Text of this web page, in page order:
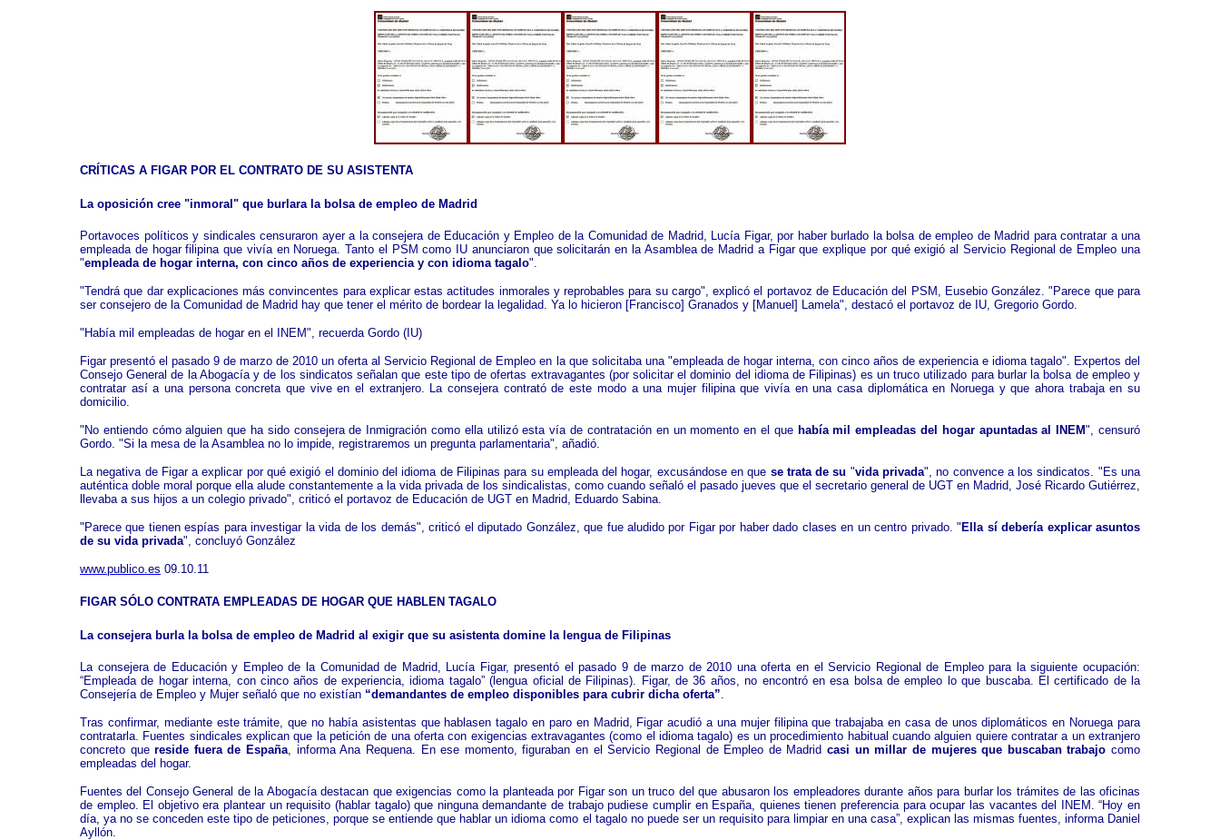
CRÍTICAS A FIGAR POR EL CONTRATO DE SU ASISTENTA
La oposición cree "inmoral" que burlara la bolsa de empleo de Madrid
Portavoces políticos y sindicales censuraron ayer a la consejera de Educación y Empleo de la Comunidad de Madrid, Lucía Figar, por haber burlado la bolsa de empleo de Madrid para contratar a una
empleada de hogar filipina que vivía en Noruega. Tanto el PSM como IU anunciaron que solicitarán en la Asamblea de Madrid a Figar que explique por qué exigió al Servicio Regional de Empleo una
"empleada de hogar interna, con cinco años de experiencia y con idioma tagalo".
"Tendrá que dar explicaciones más convincentes para explicar estas actitudes inmorales y reprobables para su cargo", explicó el portavoz de Educación del PSM, Eusebio González. "Parece que para
ser consejero de la Comunidad de Madrid hay que tener el mérito de bordear la legalidad. Ya lo hicieron [Francisco] Granados y [Manuel] Lamela", destacó el portavoz de IU, Gregorio Gordo.
"Había mil empleadas de hogar en el INEM", recuerda Gordo (IU)
Figar presentó el pasado 9 de marzo de 2010 un oferta al Servicio Regional de Empleo en la que solicitaba una "empleada de hogar interna, con cinco años de experiencia e idioma tagalo". Expertos del
Consejo General de la Abogacía y de los sindicatos señalan que este tipo de ofertas extravagantes (por solicitar el dominio del idioma de Filipinas) es un truco utilizado para burlar la bolsa de empleo y
contratar así a una persona concreta que vive en el extranjero. La consejera contrató de este modo a una mujer filipina que vivía en una casa diplomática en Noruega y que ahora trabaja en su
domicilio.
"No entiendo cómo alguien que ha sido consejera de Inmigración como ella utilizó esta vía de contratación en un momento en el que había mil empleadas del hogar apuntadas al INEM", censuró
Gordo. "Si la mesa de la Asamblea no lo impide, registraremos un pregunta parlamentaria", añadió.
La negativa de Figar a explicar por qué exigió el dominio del idioma de Filipinas para su empleada del hogar, excusándose en que se trata de su "vida privada", no convence a los sindicatos. "Es una
auténtica doble moral porque ella alude constantemente a la vida privada de los sindicalistas, como cuando señaló el pasado jueves que el secretario general de UGT en Madrid, José Ricardo Gutiérrez,
llevaba a sus hijos a un colegio privado", criticó el portavoz de Educación de UGT en Madrid, Eduardo Sabina.
"Parece que tienen espías para investigar la vida de los demás", criticó el diputado González, que fue aludido por Figar por haber dado clases en un centro privado. " Ella sí debería explicar asuntos
de su vida privada", concluyó González
www.publico.es 09.10.11
FIGAR SÓLO CONTRATA EMPLEADAS DE HOGAR QUE HABLEN TAGALO
La consejera burla la bolsa de empleo de Madrid al exigir que su asistenta domine la lengua de Filipinas
La consejera de Educación y Empleo de la Comunidad de Madrid, Lucía Figar, presentó el pasado 9 de marzo de 2010 una oferta en el Servicio Regional de Empleo para la siguiente ocupación:
“Empleada de hogar interna, con cinco años de experiencia, idioma tagalo” (lengua oficial de Filipinas). Figar, de 36 años, no encontró en esa bolsa de empleo lo que buscaba. El certificado de la
Consejería de Empleo y Mujer señaló que no existían “demandantes de empleo disponibles para cubrir dicha oferta”
Tras confirmar, mediante este trámite, que no había asistentas que hablasen tagalo en paro en Madrid, Figar acudió a una mujer filipina que trabajaba en casa de unos diplomáticos en Noruega para
contratarla. Fuentes sindicales explican que la petición de una oferta con exigencias extravagantes (como el idioma tagalo) es un procedimiento habitual cuando alguien quiere contratar a un extranjero
concreto quereside fuera de España , informa Ana Requena. En ese momento, figuraban en el Servicio Regional de Empleo de Madridcasi un millar de mujeres que buscaban trabajo como
empleadas del hogar.
Fuentes del Consejo General de la Abogacía destacan que exigencias como la planteada por Figar son un truco del que abusaron los empleadores durante años para burlar los trámites de las oficinas
de empleo. El objetivo era plantear un requisito (hablar tagalo) que ninguna demandante de trabajo pudiese cumplir en España, quienes tienen preferencia para ocupar las vacantes del INEM. “Hoy en
día, ya no se conceden este tipo de peticiones, porque se entiende que hablar un idioma como el tagalo no puede ser un requisito para limpiar en una casa”, explican las mismas fuentes, informa Daniel
Ayllón.